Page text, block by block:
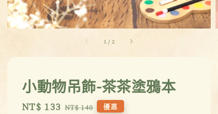
1 / 2
小動物吊飾-茶茶塗鴉本
Sale
NT$ 133 Regular
NT$ 140 優惠